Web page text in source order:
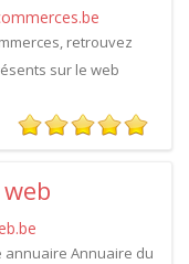
retrouvez
sur le web
annuaire Annuaire du